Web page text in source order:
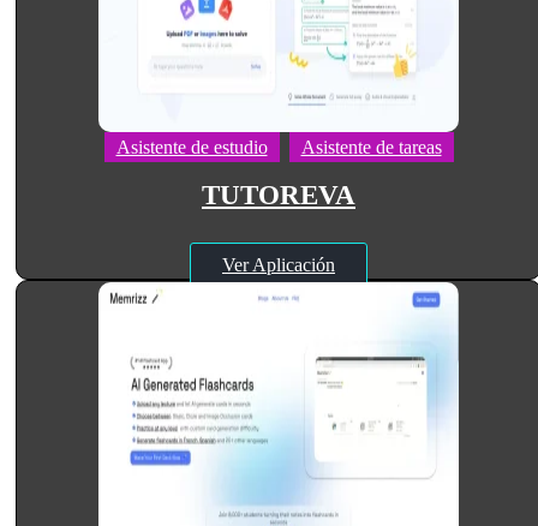
Asistente de estudio Asistente de tareas
TUTOREVA
Ver Aplicación